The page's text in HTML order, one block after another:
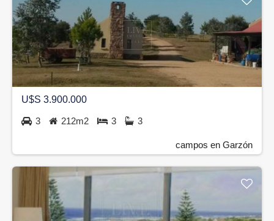
U$S 3.900.000
3 212m2 3 3
campos en Garzón